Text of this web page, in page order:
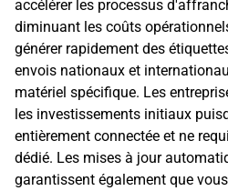
accélérer les processus
diminuant les coûts
générer rapidement des
envois nationaux et
matériel spécifique. Les
les investissements initiaux
entièrement connectée et ne
dédié. Les mises à jour
garantissent également que